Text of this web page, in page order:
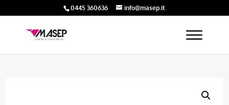
0445 360636 info@masep.it